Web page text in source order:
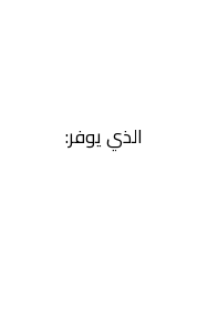
الذي يوفر: